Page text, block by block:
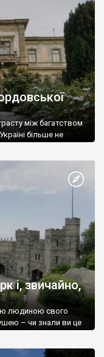
між багатством
більше не
і, звичайно,
людиною свого
– чи знали ви це